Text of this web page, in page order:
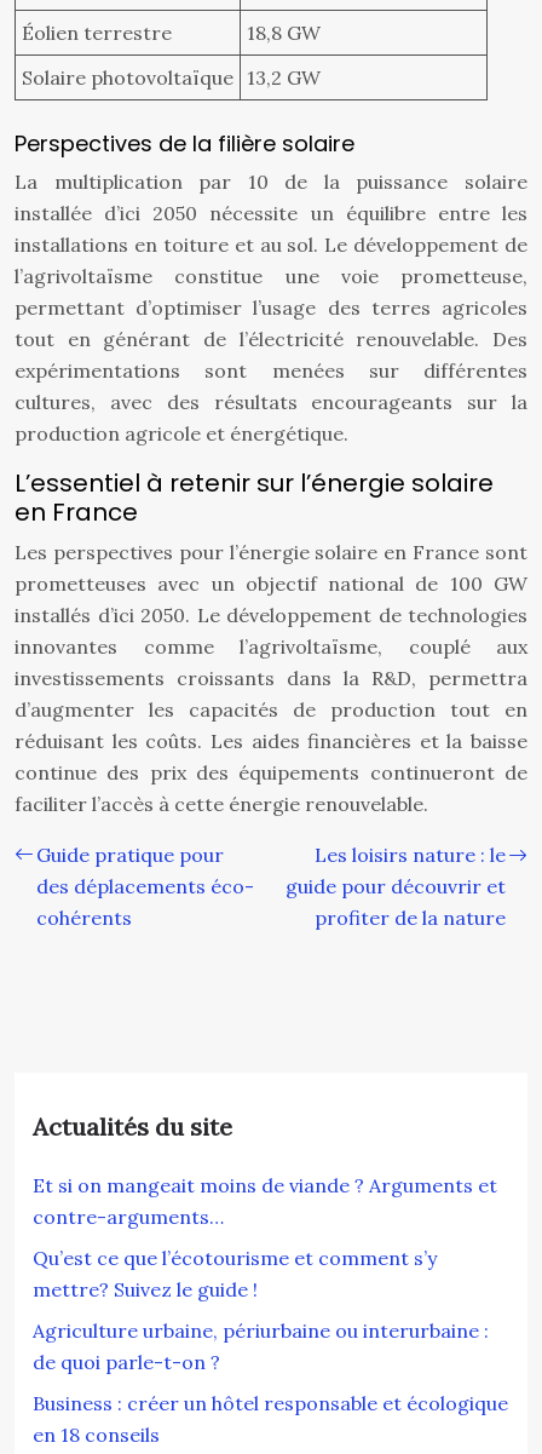
Éolien terrestre
18,8 GW
Solaire photovoltaïque 13,2 GW
Perspectives de la filière solaire
La multiplication par 10 de la puissance solaire
installée d’ici 2050 nécessite un équilibre entre les
installations en toiture et au sol. Le développement de
l’agrivoltaïsme constitue une voie prometteuse,
permettant d’optimiser l’usage des terres agricoles
tout en générant de l’électricité renouvelable. Des
expérimentations sont menées sur différentes
cultures, avec des résultats encourageants sur la
production agricole et énergétique.
L’essentiel à retenir sur l’énergie solaire
en France
Les perspectives pour l’énergie solaire en France sont
prometteuses avec un objectif national de 100 GW
installés d’ici 2050. Le développement de technologies
innovantes comme l’agrivoltaïsme, couplé aux
investissements croissants dans la R&D, permettra
d’augmenter les capacités de production tout en
réduisant les coûts. Les aides financières et la baisse
continue des prix des équipements continueront de
faciliter l’accès à cette énergie renouvelable.
Guide pratique pour
des déplacements éco-
cohérents
Les loisirs nature : le
guide pour découvrir et
profiter de la nature
Actualités du site
Et si on mangeait moins de viande ? Arguments et
contre-arguments…
Qu’est ce que l’écotourisme et comment s’y
mettre? Suivez le guide !
Agriculture urbaine, périurbaine ou interurbaine :
de quoi parle-t-on ?
Business : créer un hôtel responsable et écologique
en 18 conseils